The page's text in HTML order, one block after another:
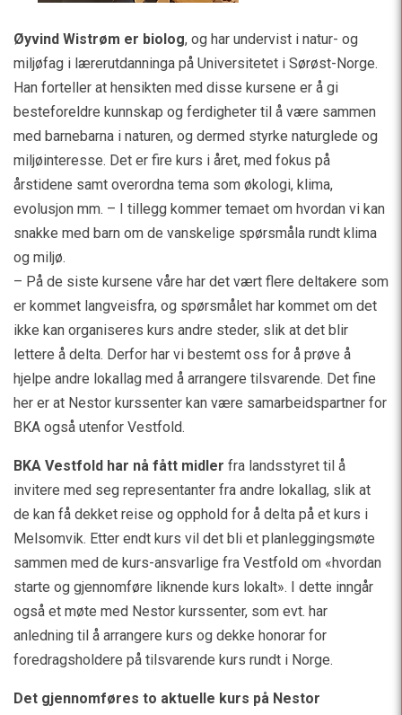
Øyvind Wistrøm er biolog, og har undervist i natur- og
miljøfag i lærerutdanninga på Universitetet i Sørøst-Norge.
Han forteller at hensikten med disse kursene er å gi
besteforeldre kunnskap og ferdigheter til å være sammen
med barnebarna i naturen, og dermed styrke naturglede og
miljøinteresse. Det er fire kurs i året, med fokus på
årstidene samt overordna tema som økologi, klima,
evolusjon mm. – I tillegg kommer temaet om hvordan vi kan
snakke med barn om de vanskelige spørsmåla rundt klima
og miljø.
– På de siste kursene våre har det vært flere deltakere som
er kommet langveisfra, og spørsmålet har kommet om det
ikke kan organiseres kurs andre steder, slik at det blir
lettere å delta. Derfor har vi bestemt oss for å prøve å
hjelpe andre lokallag med å arrangere tilsvarende. Det fine
her er at Nestor kurssenter kan være samarbeidspartner for
BKA også utenfor Vestfold.
BKA Vestfold har nå fått midler fra landsstyret til å
invitere med seg representanter fra andre lokallag, slik at
de kan få dekket reise og opphold for å delta på et kurs i
Melsomvik. Etter endt kurs vil det bli et planleggingsmøte
sammen med de kurs-ansvarlige fra Vestfold om «hvordan
starte og gjennomføre liknende kurs lokalt». I dette inngår
også et møte med Nestor kurssenter, som evt. har
anledning til å arrangere kurs og dekke honorar for
foredragsholdere på tilsvarende kurs rundt i Norge.
Det gjennomføres to aktuelle kurs på Nestor